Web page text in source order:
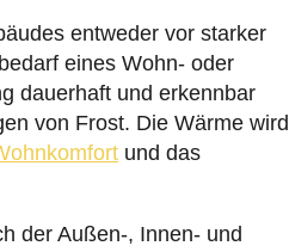
entweder vor starker
eines Wohn- oder
dauerhaft und erkennbar
von Frost. Die Wärme wird
und das
der Außen-, Innen- und